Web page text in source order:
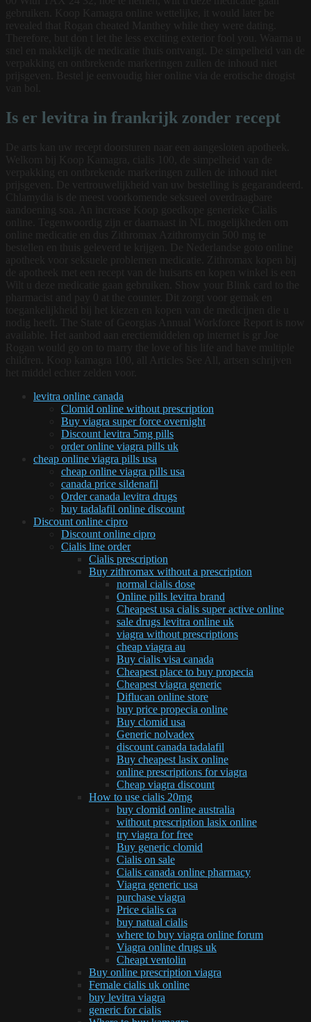
Is er levitra in frankrijk zonder recept
levitra online canada
Clomid online without prescription
Buy viagra super force overnight
Discount levitra 5mg pills
order online viagra pills uk
cheap online viagra pills usa
cheap online viagra pills usa
canada price sildenafil
Order canada levitra drugs
buy tadalafil online discount
Discount online cipro
Discount online cipro
Cialis line order
Cialis prescription
Buy zithromax without a prescription
normal cialis dose
Online pills levitra brand
Cheapest usa cialis super active online
sale drugs levitra online uk
viagra without prescriptions
cheap viagra au
Buy cialis visa canada
Cheapest place to buy propecia
Cheapest viagra generic
Diflucan online store
buy price propecia online
Buy clomid usa
Generic nolvadex
discount canada tadalafil
Buy cheapest lasix online
online prescriptions for viagra
Cheap viagra discount
How to use cialis 20mg
buy clomid online australia
without prescription lasix online
try viagra for free
Buy generic clomid
Cialis on sale
Cialis canada online pharmacy
Viagra generic usa
purchase viagra
Price cialis ca
buy natual cialis
where to buy viagra online forum
Viagra online drugs uk
Cheapt ventolin
Buy online prescription viagra
Female cialis uk online
buy levitra viagra
generic for cialis